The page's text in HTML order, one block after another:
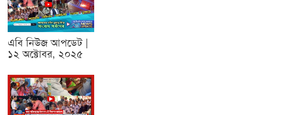
এবি নিউজ আপডেট |
১২ অক্টোবর, ২০২৫